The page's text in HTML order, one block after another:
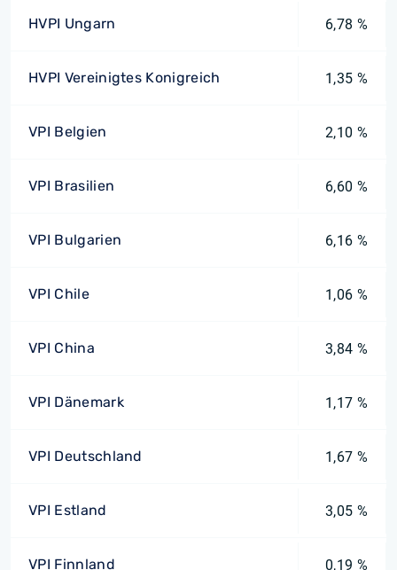
HVPI Ungarn 6,78 %
HVPI Vereinigtes Konigreich 1,35 %
VPI Belgien 2,10 %
VPI Brasilien 6,60 %
VPI Bulgarien 6,16 %
VPI Chile 1,06 %
VPI China 3,84 %
VPI Dänemark 1,17 %
VPI Deutschland 1,67 %
VPI Estland 3,05 %
VPI Finnland 0,19 %